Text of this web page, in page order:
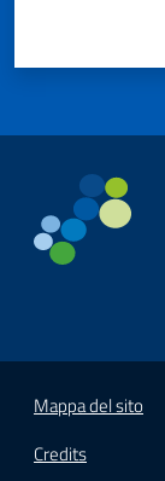
Mappa del sito
Credits